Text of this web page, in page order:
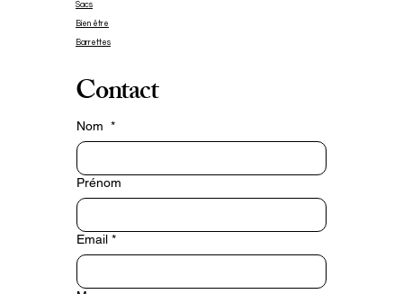
Sacs
Bien être
Barrettes
Contact
Nom *
Prénom
Email *